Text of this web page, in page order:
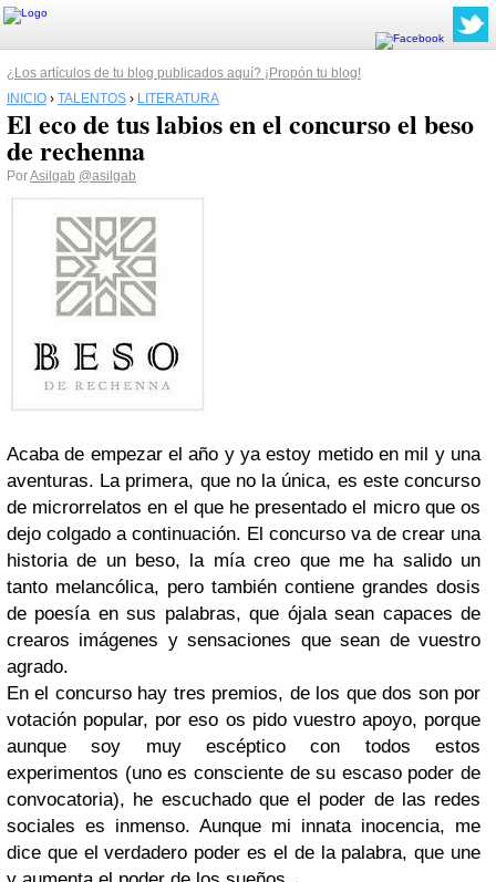
¿Los artículos de tu blog publicados aquí? ¡Propón tu blog!
INICIO › TALENTOS › LITERATURA
El eco de tus labios en el concurso el beso
de rechenna
PorAsilgab @asilgab
Acaba de empezar el año y ya estoy metido en mil y una
aventuras. La primera, que no la única, es este concurso
de microrrelatos en el que he presentado el micro que os
dejo colgado a continuación. El concurso va de crear una
historia de un beso, la mía creo que me ha salido un
tanto melancólica, pero también contiene grandes dosis
de poesía en sus palabras, que ójala sean capaces de
crearos imágenes y sensaciones que sean de vuestro
agrado.
En el concurso hay tres premios, de los que dos son por
votación popular, por eso os pido vuestro apoyo, porque
aunque soy muy escéptico con todos estos
experimentos (uno es consciente de su escaso poder de
convocatoria), he escuchado que el poder de las redes
sociales es inmenso. Aunque mi innata inocencia, me
dice que el verdadero poder es el de la palabra, que une